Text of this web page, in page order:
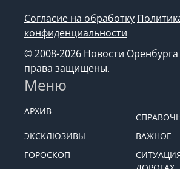
Согласие на обработку
конфиденциальности
© 2008-2026 Новости
права защищены.
Меню
АРХИВ
ЭКСКЛЮЗИВЫ
ВАЖНОЕ
ГОРОСКОП